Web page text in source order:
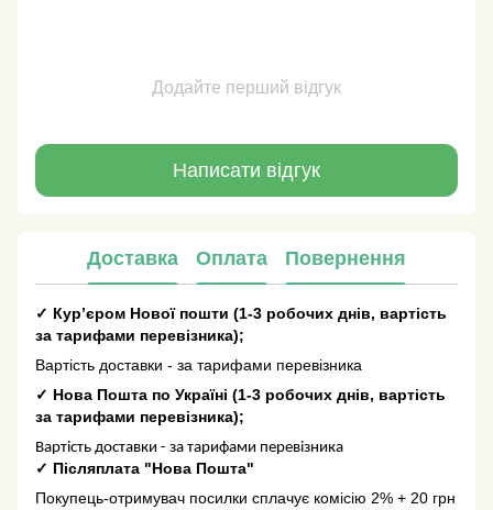
Додайте перший відгук
Написати відгук
Доставка Оплата Повернення
✓ Кур’єром Нової пошти (1-3 робочих днів, вартість
за тарифами перевізника);
Вартість доставки - за тарифами перевізника
✓ Нова Пошта по Україні (1-3 робочих днів, вартість
за тарифами перевізника);
Вартість доставки - за тарифами перевізника
✓ Післяплата "Нова Пошта"
Покупець-отримувач посилки сплачує комісію 2% + 20 грн